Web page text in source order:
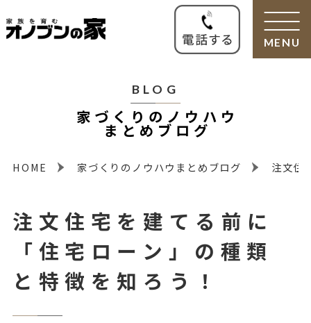
MENU
BLOG
家づくりのノウハウ
まとめブログ
HOME 家づくりのノウハウまとめブログ 注文住
注文住宅を建てる前に
「住宅ローン」の種類
と特徴を知ろう！